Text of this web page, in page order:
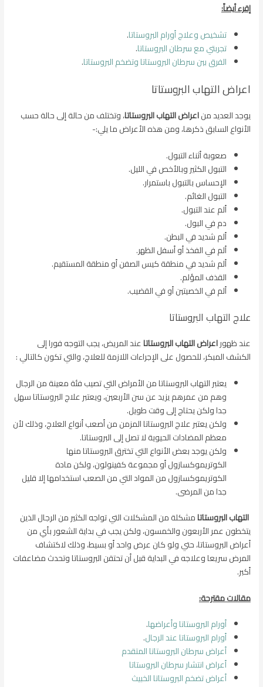
إقرء أيضاً:
تشخيص وعلاج أورام البروستاتا.
تجربتي مع سرطان البروستاتا.
الفرق بين سرطان البروستاتا وتضخم البروستاتا.
اعراض التهاب البروستاتا
يوجد العديد مناعراض التهاب البروستاتا، وتختلف من حالة إلى حالة حسب
الأنواع السابق ذكرها، ومن هذه الأعراض ما يلي:-
صعوبة أثناء التبول.
التبول الكثير وبالأخص في الليل.
الإحساس بالتبول باستمرار.
التبول الغائم.
ألم عند التبول.
دم في البول.
ألم شديد في البطن.
ألم في الفخذ أو أسفل الظهر.
ألم شديد في منطقة كيس الصفن أو منطقة المستقيم.
القذف المؤلم.
ألم في الخصيتين أو في القضيب.
علاج التهاب البروستاتا
عند ظهوراعراض التهاب البروستاتاعند المريض، يجب التوجه فورا إلى
الكشف المبكر، للحصول على الإجراءات اللازمة للعلاج، والتي تكون كالتالي :
يعتبر التهاب البروستاتا من الأمراض التي تصيب فئة معينة من الرجال
وهم من عمرهم يزيد عن سن الأربعين، ويعتبر علاج البروستاتا سهل
جدا ولكن يحتاج إلى وقت طويل.
ولكن يعتبر علاج البروستاتا المزمن من أصعب أنواع العلاج، وذلك لأن
معظم المضادات الحيوية لا تصل إلى البروستاتا.
ولكن يوجد بعض الأنواع التي تخترق البروستاتا منها
الكوتريموكسازول أو مجموعة كفينولون، ولكن مادة
الكوتريموكسازول من المواد التي من الصعب استخدامها إلا قليل
جدا من المرضى.
التهاب البروستاتامشكلة من المشكلات التي تواجه الكثير من الرجال الذين
يتخطون عمر الأربعون والخمسون، ولكن يجب في بداية الشعور بأي من
أعراض البروستاتا، حتي ولو كان عرض واحد أو بسيط، وذلك لاكتشاف
المرض سريعا وعلاجه في البداية قبل أن تحتقن البروستاتا وتحدث مضاعفات
أكبر.
مقالات مقترحة:
أورام البروستاتا وأعراضها.
أورام البروستاتا عند الرجال.
أعراض سرطان البروستاتا المتقدم
أعراض انتشار سرطان البروستاتا
أعراض تضخم البروستاتا الخبيث